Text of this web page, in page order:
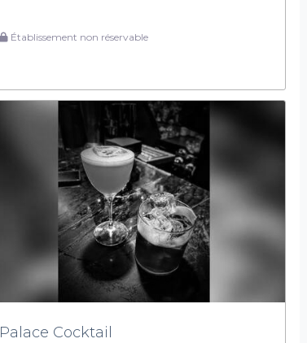
Établissement non réservable
Palace Cocktail